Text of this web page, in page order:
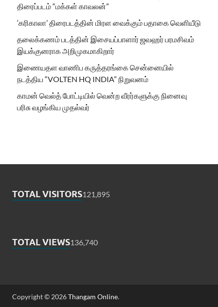
திரைப்படம் “மக்கள் காவலன்”
‘கரிகாலா’ திரைபடத்தின் மிரள வைக்கும் பதாகை வெளியீடு
தலைக்கணம் படத்தின் இசையப்பாளார் ஜவஹர் பரமசிவம்
இயக்குனராக அறிமுகமாகிறார்
இணையதள வாணிப கருத்தரங்கை சென்னையில்
நடத்திய “VOLTEN HQ INDIA” நிறுவனம்
காமன் வெல்த் போட்டியில் வென்ற வீரர்களுக்கு நினைவு
பரிசு வழங்கிய முதல்வர்
TOTAL VISITORS121,895
TOTAL VIEWS136,740
Copyright © 2026Thangam Online.